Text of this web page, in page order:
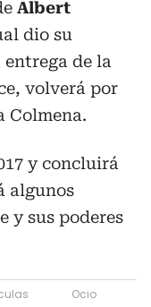
Albert
dio su
de la
volverá por
Colmena.
y concluirá
algunos
y sus poderes
Ocio